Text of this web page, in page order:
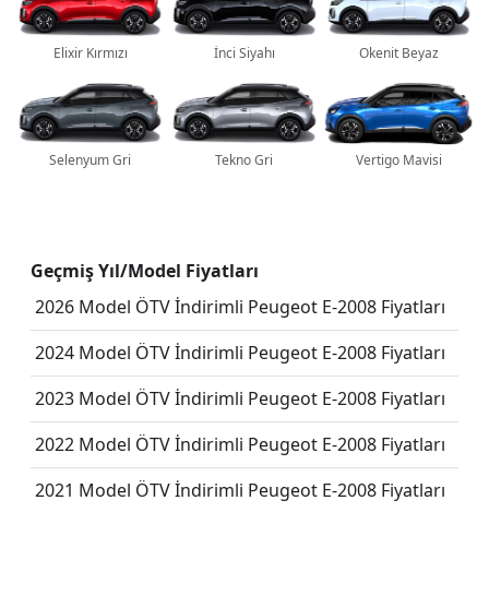
Elixir Kırmızı İnci Siyahı Okenit Beyaz
Selenyum Gri Tekno Gri Vertigo Mavisi
Geçmiş Yıl/Model Fiyatları
2026 Model ÖTV İndirimli Peugeot E-2008 Fiyatları
2024 Model ÖTV İndirimli Peugeot E-2008 Fiyatları
2023 Model ÖTV İndirimli Peugeot E-2008 Fiyatları
2022 Model ÖTV İndirimli Peugeot E-2008 Fiyatları
2021 Model ÖTV İndirimli Peugeot E-2008 Fiyatları